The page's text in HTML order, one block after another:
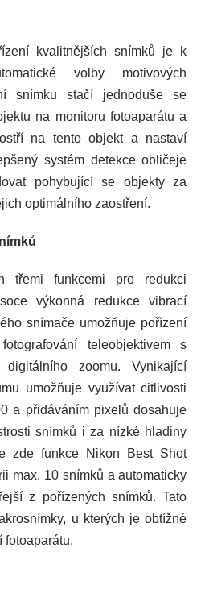
kvalitnějších snímků je k
volby motivových
snímku stačí jednoduše se
na monitoru fotoaparátu a
na tento objekt a nastaví
systém detekce obličeje
pohybující se objekty za
optimálního zaostření.
třemi funkcemi pro redukci
výkonná redukce vibrací
snímače umožňuje pořízení
teleobjektivem s
zoomu. Vynikající
umožňuje využívat citlivosti
a přidáváním pixelů dosahuje
snímků i za nízké hladiny
zde funkce Nikon Best Shot
max. 10 snímků a automaticky
z pořízených snímků. Tato
u kterých je obtížné
fotoaparátu.